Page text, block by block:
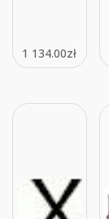
1 134.00zł